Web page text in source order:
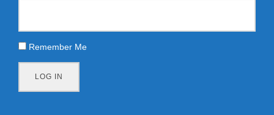
Remember Me
LOG IN